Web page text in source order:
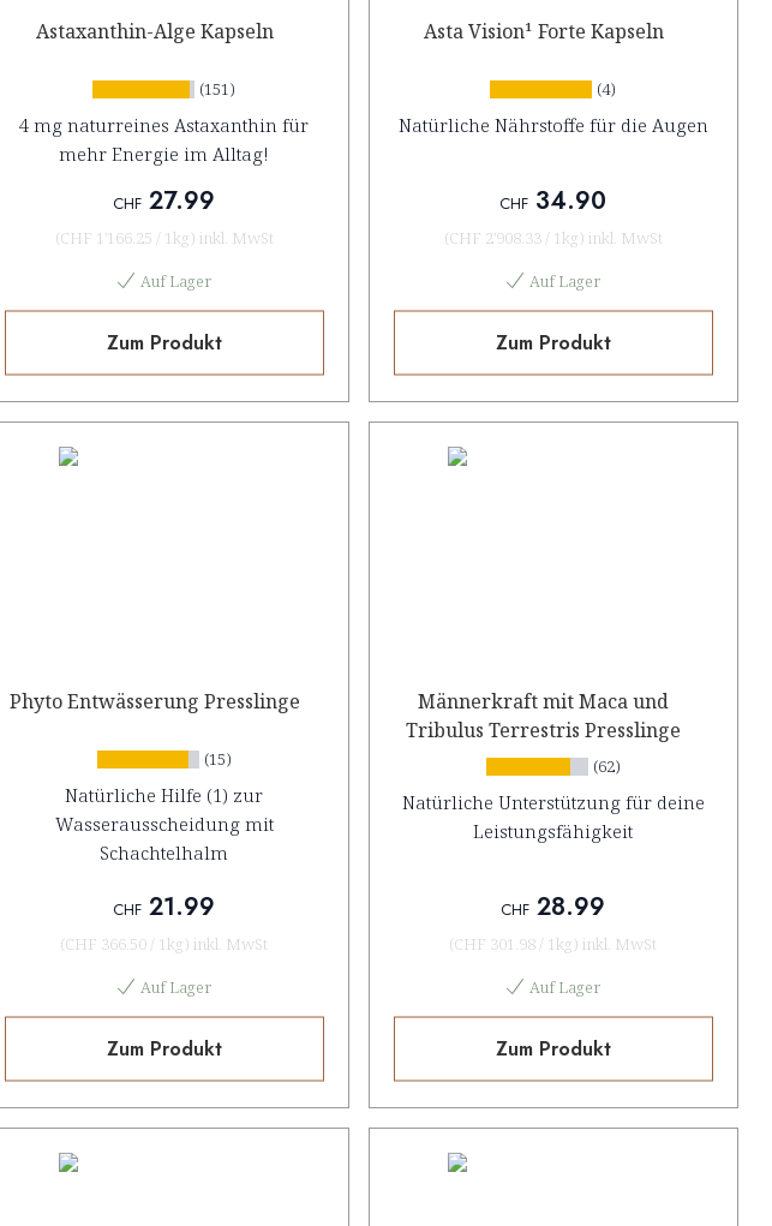
Astaxanthin-Alge Kapseln
(151)
4 mg naturreines Astaxanthin für
mehr Energie im Alltag!
CHF 27.99
(CHF 1'166.25 / 1kg) inkl. MwSt
Auf Lager
Zum Produkt
Asta Vision¹ Forte Kapseln
(4)
Natürliche Nährstoffe für die Augen
CHF 34.90
(CHF 2'908.33 / 1kg) inkl. MwSt
Auf Lager
Zum Produkt
Phyto Entwässerung Presslinge
(15)
Natürliche Hilfe (1) zur
Wasserausscheidung mit
Schachtelhalm
CHF 21.99
(CHF 366.50 / 1kg) inkl. MwSt
Auf Lager
Zum Produkt
Männerkraft mit Maca und
Tribulus Terrestris Presslinge
(62)
Natürliche Unterstützung für deine
Leistungsfähigkeit
CHF 28.99
(CHF 301.98 / 1kg) inkl. MwSt
Auf Lager
Zum Produkt